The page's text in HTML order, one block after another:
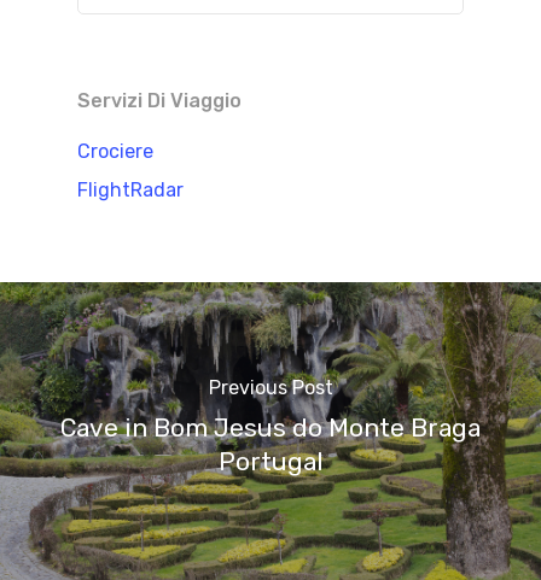
Servizi Di Viaggio
Crociere
FlightRadar
Previous Post
Cave in Bom Jesus do Monte Braga
Portugal